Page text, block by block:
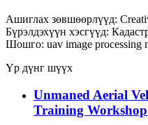
Ашиглах зөвшөөрлүүд:
Бүрэлдэхүүн хэсгүүд:
Шошго: uav image processing
Үр дүнг шүүх
Unmaned Aerial
Training Workshop